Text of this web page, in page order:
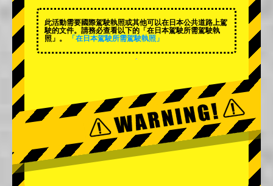
此活動需要國際駕駛執照或其他可以在日本公共道路上駕
駛的文件。請務必查看以下的「在日本駕駛所需駕駛執
照」。
「在日本駕駛所需駕駛執照」